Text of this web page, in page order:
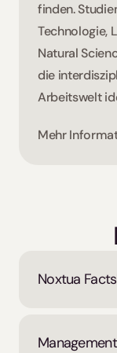
finden.
Technologie,
Natural
die
Arbeitswelt
Mehr
Noxtua